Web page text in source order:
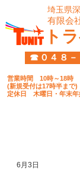
埼玉県
有限会
ト
☎０４８－
営業時間 10時～18時
​(新規受付は17時半まで)
定休日 木曜日・年末年
6月3日